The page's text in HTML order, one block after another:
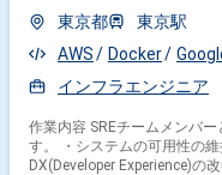
東京都
東京駅
AWS
Docker
インフラエンジニア
作業内容 SREチームメンバ
す。 ・システムの可用性の
DX(Developer Experience)の